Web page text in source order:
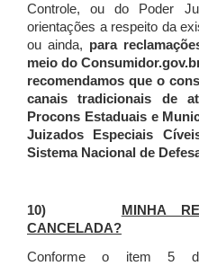
Controle, ou do Poder
orientações a respeito da
ou ainda, para
meio do
recomendamos que o
canais tradicionais de
Procons Estaduais e
Juizados Especiais
Sistema Nacional de
10)
MINHA
CANCELADA?
Conforme o item 5